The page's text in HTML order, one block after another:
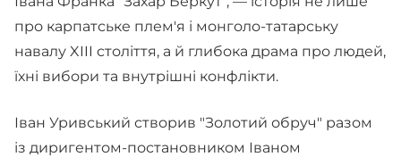
про карпатське плем'я і монголо-татарську
навалу XIII століття, а й глибока драма про людей,
їхні вибори та внутрішні конфлікти.
Іван Уривський створив "Золотий обруч" разом
із диригентом-постановником Іваном